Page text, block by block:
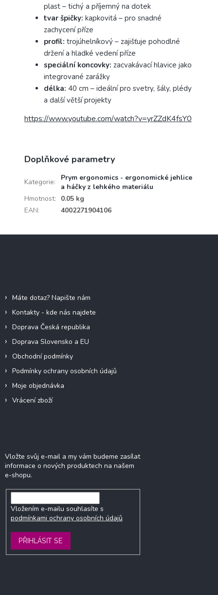
plast – tichý a příjemný na dotek
tvar špičky: kapkovitá – pro snadné
zachycení příze
profil: trojúhelníkový – zajišťuje pohodlné
držení a hladké vedení příze
speciální koncovky: zacvakávací hlavice jako
integrované zarážky
délka: 40 cm – ideální pro svetry, šály, plédy
a další větší projekty
https://www.youtube.com/watch?v=yrZZdK4fsY0
Doplňkové parametry
Kategorie:
Prym ergonomics - ergonomické jehlice
a háčky z lehkého materiálu
Hmotnost:
0.05 kg
EAN: 4002271904106
Máte dotaz? Napište nám
Kontakty - kde nás najdete
Doprava Česká republika
Doprava Slovensko a EU
Obchodní podmínky
Podmínky ochrany osobních údajů
Moje objednávka
Vrácení zboží
Vložte svůj e-mail a my vám budeme zasílat
informace o nových produktech na našem
e-shopu.
Vložením e-mailu souhlasíte s
podmínkami ochrany osobních údajů
PŘIHLÁSIT SE